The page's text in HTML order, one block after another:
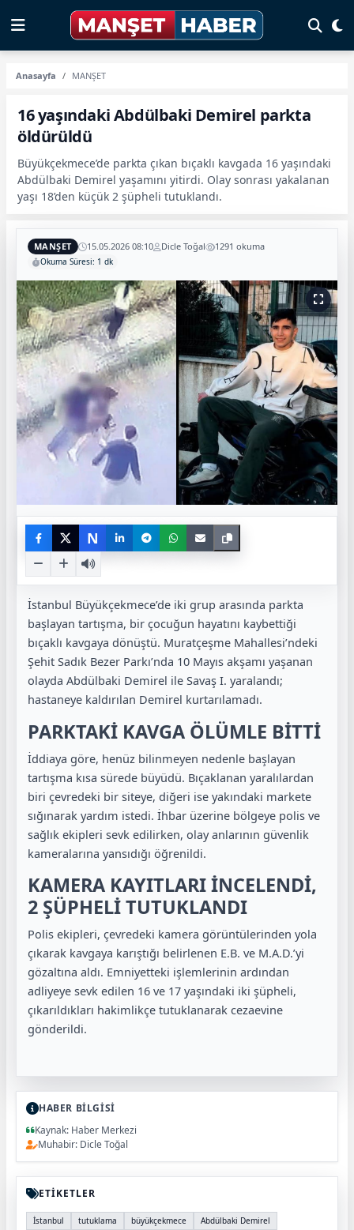
Anasayfa MANŞET
16 yaşındaki Abdülbaki Demirel parkta
öldürüldü
Büyükçekmece’de parkta çıkan bıçaklı kavgada 16 yaşındaki
Abdülbaki Demirel yaşamını yitirdi. Olay sonrası yakalanan
yaşı 18’den küçük 2 şüpheli tutuklandı.
MANŞET 15.05.2026 08:10 Dicle Toğal 1291 okuma
Okuma Süresi: 1 dk
N
İstanbul Büyükçekmece’de iki grup arasında parkta
başlayan tartışma, bir çocuğun hayatını kaybettiği
bıçaklı kavgaya dönüştü. Muratçeşme Mahallesi’ndeki
Şehit Sadık Bezer Parkı’nda 10 Mayıs akşamı yaşanan
olayda Abdülbaki Demirel ile Savaş I. yaralandı;
hastaneye kaldırılan Demirel kurtarılamadı.
PARKTAKİ KAVGA ÖLÜMLE BİTTİ
İddiaya göre, henüz bilinmeyen nedenle başlayan
tartışma kısa sürede büyüdü. Bıçaklanan yaralılardan
biri çevredeki bir siteye, diğeri ise yakındaki markete
sığınarak yardım istedi. İhbar üzerine bölgeye polis ve
sağlık ekipleri sevk edilirken, olay anlarının güvenlik
kameralarına yansıdığı öğrenildi.
KAMERA KAYITLARI İNCELENDİ,
2 ŞÜPHELİ TUTUKLANDI
Polis ekipleri, çevredeki kamera görüntülerinden yola
çıkarak kavgaya karıştığı belirlenen E.B. ve M.A.D.’yi
gözaltına aldı. Emniyetteki işlemlerinin ardından
adliyeye sevk edilen 16 ve 17 yaşındaki iki şüpheli,
çıkarıldıkları hakimlikçe tutuklanarak cezaevine
gönderildi.
HABER BİLGİSİ
Kaynak: Haber Merkezi
Muhabir: Dicle Toğal
ETİKETLER
İstanbul tutuklama büyükçekmece
Abdülbaki Demirel